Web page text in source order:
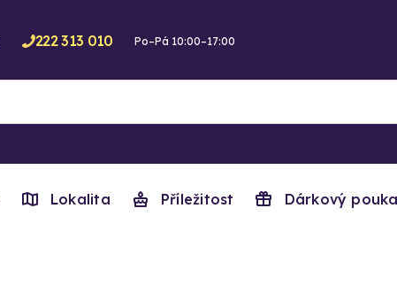
222 313 010 Po–Pá 10:00–17:00
Lokalita Příležitost Dárkový